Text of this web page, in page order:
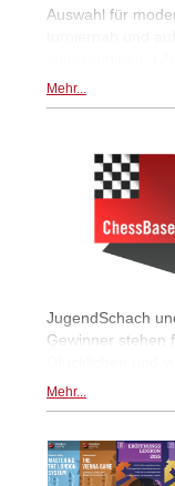
Auswahl für
Mehr...
JugendSchach
Gewinner stehen
Mehr...